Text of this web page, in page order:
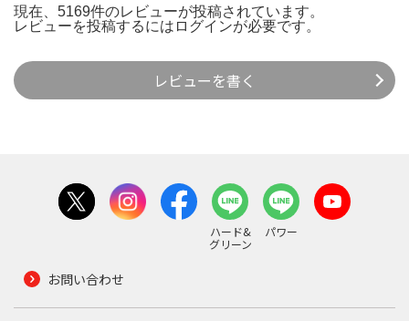
現在、5169件のレビューが投稿されています。
レビューを投稿するには ログインが必要です。
レビューを書く
ハード&
グリーン
パワー
お問い合わせ